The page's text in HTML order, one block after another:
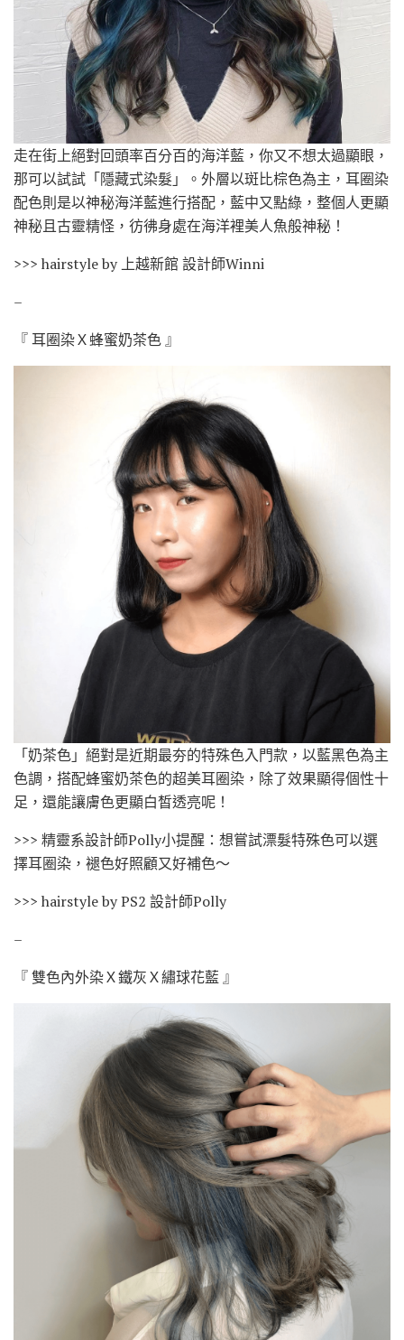
走在街上絕對回頭率百分百的海洋藍，你又不想太過顯眼，
那可以試試「隱藏式染髮」。外層以斑比棕色為主，耳圈染
配色則是以神秘海洋藍進行搭配，藍中又點綠，整個人更顯
神秘且古靈精怪，彷彿身處在海洋裡美人魚般神秘！
>>> hairstyle by 上越新館 設計師Winni
–
『 耳圈染Ｘ蜂蜜奶茶色 』
「奶茶色」絕對是近期最夯的特殊色入門款，以藍黑色為主
色調，搭配蜂蜜奶茶色的超美耳圈染，除了效果顯得個性十
足，還能讓膚色更顯白皙透亮呢！
>>> 精靈系設計師Polly小提醒：想嘗試漂髮特殊色可以選
擇耳圈染，褪色好照顧又好補色～
>>> hairstyle by PS2 設計師Polly
–
『 雙色內外染Ｘ鐵灰Ｘ繡球花藍 』